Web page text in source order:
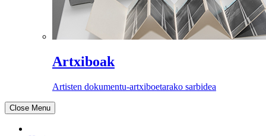
Artxiboak
Artisten dokumentu-artxiboetarako sarbidea
Close Menu